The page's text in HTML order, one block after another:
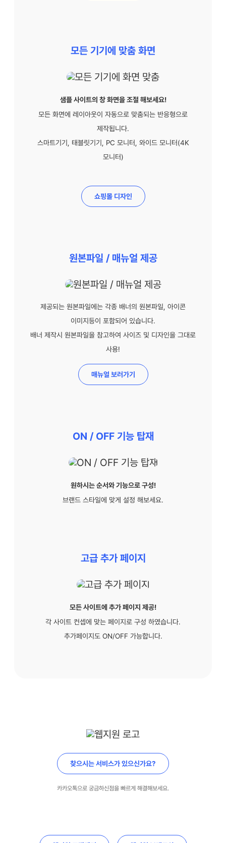
모든 기기에 맞춤 화면
샘플 사이트의 창 화면을 조절 해보세요!
모든 화면에 레이아웃이 자동으로 맞춤되는 반응형으로
제작됩니다.
스마트기기, 태블릿기기, PC 모니터, 와이드 모니터(4K
모니터)
쇼핑몰 디자인
원본파일 / 매뉴얼 제공
제공되는 원본파일에는 각종 배너의 원본파일, 아이콘
이미지등이 포함되어 있습니다.
배너 제작시 원본파일을 참고하여 사이즈 및 디자인을 그대로
사용!
매뉴얼 보러가기
ON / OFF 기능 탑재
원하시는 순서와 기능으로 구성!
브랜드 스타일에 맞게 설정 해보세요.
고급 추가 페이지
모든 사이트에 추가 페이지 제공!
각 사이트 컨셉에 맞는 페이지로 구성 하였습니다.
추가페이지도 ON/OFF 가능합니다.
찾으시는 서비스가 있으신가요?
카카오톡으로 궁금하신점을 빠르게 해결해보세요.